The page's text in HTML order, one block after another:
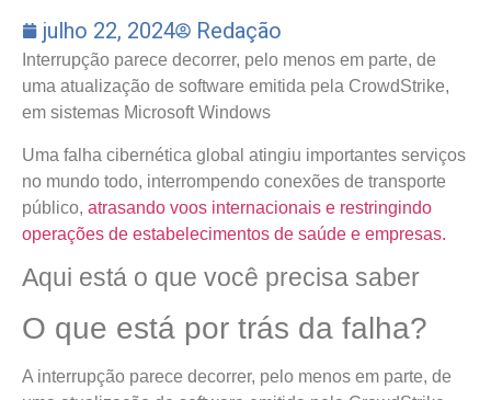
julho 22, 2024 Redação
Interrupção parece decorrer, pelo menos em parte, de
uma atualização de software emitida pela CrowdStrike,
em sistemas Microsoft Windows
Uma falha cibernética global atingiu importantes serviços
no mundo todo, interrompendo conexões de transporte
público, atrasando voos internacionais e restringindo
operações de estabelecimentos de saúde e empresas.
Aqui está o que você precisa saber
O que está por trás da falha?
A interrupção parece decorrer, pelo menos em parte, de